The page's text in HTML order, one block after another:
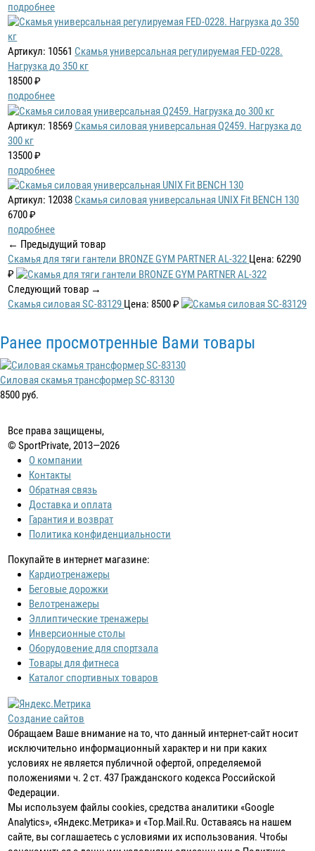
подробнее
Артикул: 10561 Скамья универсальная регулируемая FED-0228.
Нагрузка до 350 кг
18500 ₽
подробнее
Артикул: 18569 Скамья силовая универсальная Q2459. Нагрузка до
300 кг
13500 ₽
подробнее
Артикул: 12038 Скамья силовая универсальная UNIX Fit BENCH 130
6700 ₽
подробнее
← Предыдущий товар
Скамья для тяги гантели BRONZE GYM PARTNER AL-322 Цена: 62290
₽
Следующий товар →
Скамья силовая SC-83129 Цена: 8500 ₽
Ранее просмотренные Вами товары
Силовая скамья трансформер SC-83130
8500 руб.
Все права защищены,
© SportPrivate, 2013—2026
О компании
Контакты
Обратная связь
Доставка и оплата
Гарантия и возврат
Политика конфиденциальности
Покупайте в интернет магазине:
Кардиотренажеры
Беговые дорожки
Велотренажеры
Эллиптические тренажеры
Инверсионные столы
Оборудовение для спортзала
Товары для фитнеса
Каталог спортивных товаров
Создание сайтов
Обращаем Ваше внимание на то, что данный интернет-сайт носит
исключительно информационный характер и ни при каких
условиях не является публичной офертой, определяемой
положениями ч. 2 ст. 437 Гражданского кодекса Российской
Федерации.
Мы используем файлы cookies, средства аналитики «Google
Analytics», «Яндекс.Метрика» и «Top.Mail.Ru. Оставаясь на нашем
сайте, вы соглашаетесь с условиями их использования. Чтобы